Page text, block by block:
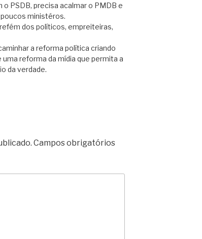
PSDB, precisa acalmar o PMDB e
ministéros.
dos políticos, empreiteiras,
a reforma política criando
reforma da mídia que permita a
da verdade.
Campos obrigatórios